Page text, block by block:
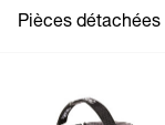
Pièces détachées